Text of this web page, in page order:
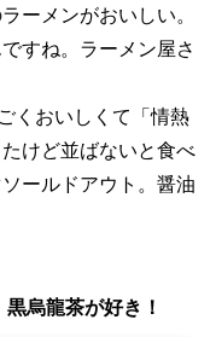
ーメンがおいしい。
すね。ラーメン屋さ
くおいしくて「情熱
けど並ばないと食べ
ールドアウト。醤油
烏龍茶が好き！